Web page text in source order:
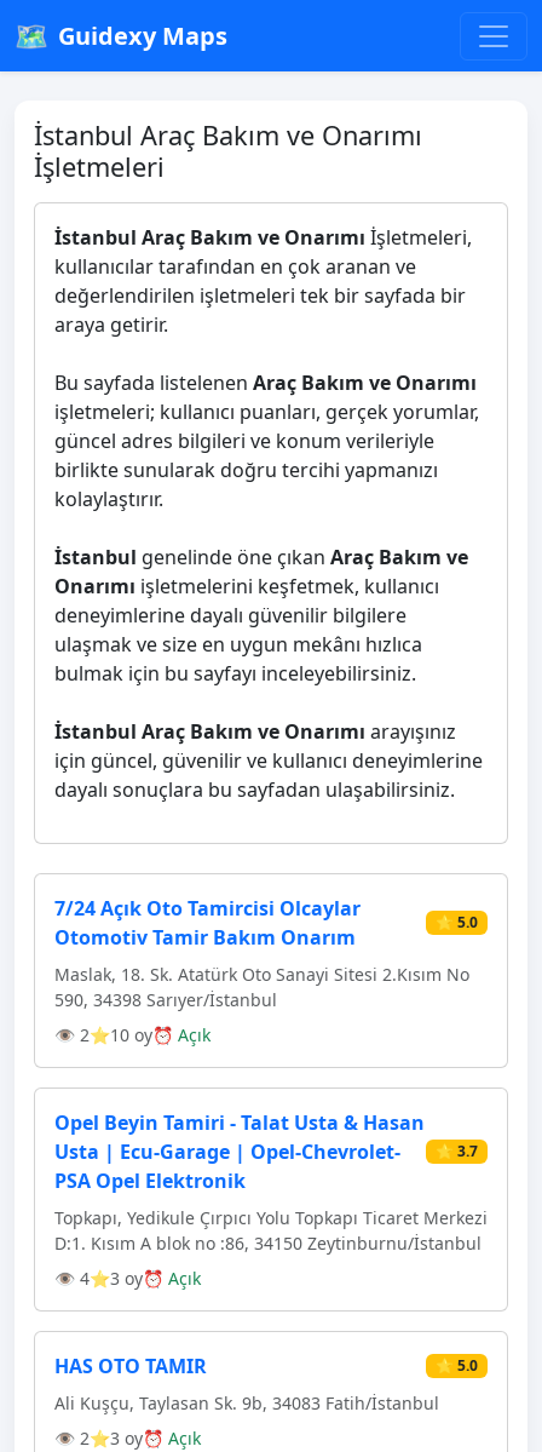
🗺️ Guidexy Maps
İstanbul Araç Bakım ve Onarımı
İşletmeleri
İstanbul Araç Bakım ve Onarımı İşletmeleri,
kullanıcılar tarafından en çok aranan ve
değerlendirilen işletmeleri tek bir sayfada bir
araya getirir.
Bu sayfada listelenen Araç Bakım ve Onarımı
işletmeleri; kullanıcı puanları, gerçek yorumlar,
güncel adres bilgileri ve konum verileriyle
birlikte sunularak doğru tercihi yapmanızı
kolaylaştırır.
İstanbul genelinde öne çıkan Araç Bakım ve
Onarımı işletmelerini keşfetmek, kullanıcı
deneyimlerine dayalı güvenilir bilgilere
ulaşmak ve size en uygun mekânı hızlıca
bulmak için bu sayfayı inceleyebilirsiniz.
İstanbul Araç Bakım ve Onarımı arayışınız
için güncel, güvenilir ve kullanıcı deneyimlerine
dayalı sonuçlara bu sayfadan ulaşabilirsiniz.
7/24 Açık Oto Tamircisi Olcaylar
Otomotiv Tamir Bakım Onarım
⭐ 5.0
Maslak, 18. Sk. Atatürk Oto Sanayi Sitesi 2.Kısım No
590, 34398 Sarıyer/İstanbul
👁 2⭐10 oy⏰ Açık
Opel Beyin Tamiri - Talat Usta & Hasan
Usta | Ecu-Garage | Opel-Chevrolet-
PSA Opel Elektronik
⭐ 3.7
Topkapı, Yedikule Çırpıcı Yolu Topkapı Ticaret Merkezi
D:1. Kısım A blok no :86, 34150 Zeytinburnu/İstanbul
👁 4⭐3 oy⏰ Açık
HAS OTO TAMIR ⭐ 5.0
Ali Kuşçu, Taylasan Sk. 9b, 34083 Fatih/İstanbul
👁 2⭐3 oy⏰ Açık